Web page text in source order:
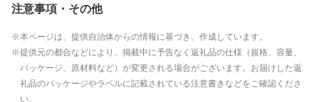
注意事項・その他
本ページは、提供自治体からの情報に基づき、作成しています。
提供元の都合などにより、掲載中に予告なく返礼品の仕様（規格、容量、
パッケージ、原材料など）が変更される場合がございます。お届けした返
礼品のパッケージやラベルに記載されている注意書きなどをご確認くださ
い。